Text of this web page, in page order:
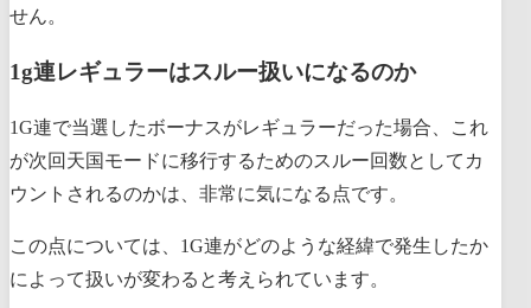
せん。
1g連レギュラーはスルー扱いになるのか
1G連で当選したボーナスがレギュラーだった場合、これ
が次回天国モードに移行するためのスルー回数としてカ
ウントされるのかは、非常に気になる点です。
この点については、1G連がどのような経緯で発生したか
によって扱いが変わると考えられています。